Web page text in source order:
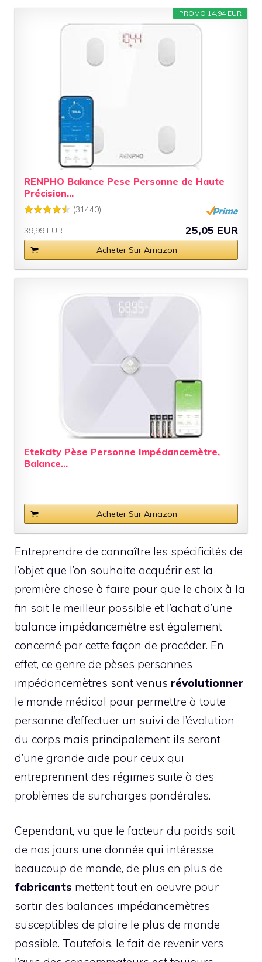
PROMO 14,94 EUR
RENPHO Balance Pese Personne de Haute
Précision...
(31440)
39,99 EUR
25,05 EUR
Acheter Sur Amazon
Etekcity Pèse Personne Impédancemètre,
Balance...
Acheter Sur Amazon
Entreprendre de connaître les spécificités de
l’objet que l’on souhaite acquérir est la
première chose à faire pour que le choix à la
fin soit le meilleur possible et l’achat d’une
balance impédancemètre est également
concerné par cette façon de procéder. En
effet, ce genre de pèses personnes
impédancemètres sont venus révolutionner
le monde médical pour permettre à toute
personne d’effectuer un suivi de l’évolution
du corps mais principalement ils seront
d’une grande aide pour ceux qui
entreprennent des régimes suite à des
problèmes de surcharges pondérales.
Cependant, vu que le facteur du poids soit
de nos jours une donnée qui intéresse
beaucoup de monde, de plus en plus de
fabricants mettent tout en oeuvre pour
sortir des balances impédancemètres
susceptibles de plaire le plus de monde
possible. Toutefois, le fait de revenir vers